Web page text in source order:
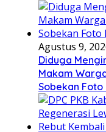
Agustus 9,
Diduga
Makam
Sobekan Foto